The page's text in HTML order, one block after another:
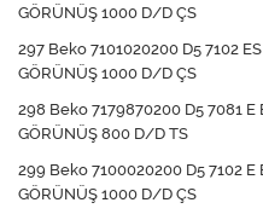
GÖRÜNÜŞ 1000 D/D ÇS
297 Beko 7101020200 D5 7102
GÖRÜNÜŞ 1000 D/D ÇS
298 Beko 7179870200 D5 7081 E
GÖRÜNÜŞ 800 D/D TS
299 Beko 7100020200 D5 7102 E
GÖRÜNÜŞ 1000 D/D ÇS